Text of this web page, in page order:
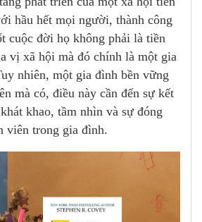
hầu hết mọi người, thành công
cuộc đời họ không phải là tiền
vị xã hội mà đó chính là một gia
nhiên, một gia đình bền vững
mà có, điều này cần đến sự kết
khao, tầm nhìn và sự đóng
viên trong gia đình.